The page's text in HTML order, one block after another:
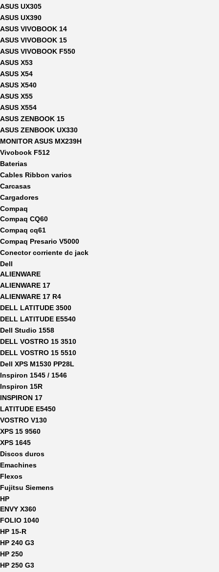
ASUS UX305
ASUS UX390
ASUS VIVOBOOK 14
ASUS VIVOBOOK 15
ASUS VIVOBOOK F550
ASUS X53
ASUS X54
ASUS X540
ASUS X55
ASUS X554
ASUS ZENBOOK 15
ASUS ZENBOOK UX330
MONITOR ASUS MX239H
Vivobook F512
Baterias
Cables Ribbon varios
Carcasas
Cargadores
Compaq
Compaq CQ60
Compaq cq61
Compaq Presario V5000
Conector corriente dc jack
Dell
ALIENWARE
ALIENWARE 17
ALIENWARE 17 R4
DELL LATITUDE 3500
DELL LATITUDE E5540
Dell Studio 1558
DELL VOSTRO 15 3510
DELL VOSTRO 15 5510
Dell XPS M1530 PP28L
Inspiron 1545 / 1546
Inspiron 15R
INSPIRON 17
LATITUDE E5450
VOSTRO V130
XPS 15 9560
XPS 1645
Discos duros
Emachines
Flexos
Fujitsu Siemens
HP
ENVY X360
FOLIO 1040
HP 15-R
HP 240 G3
HP 250
HP 250 G3